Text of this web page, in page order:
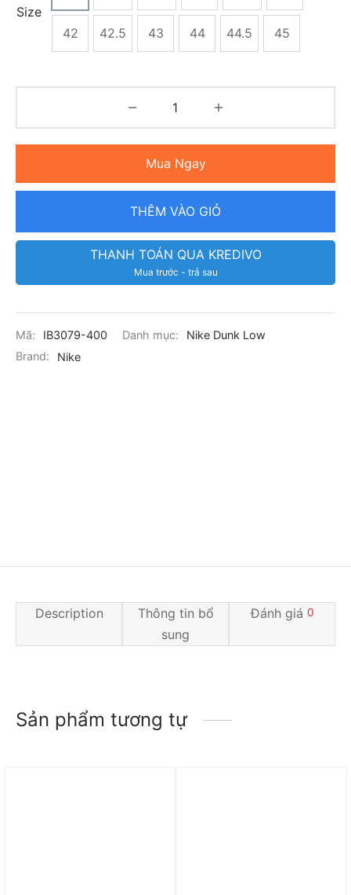
Size
42 42.5 43 44 44.5 45
Mua Ngay
THÊM VÀO GIỎ
THANH TOÁN QUA KREDIVO
Mua trước - trả sau
Mã: IB3079-400 Danh mục:
Nike Dunk Low
Brand:
Nike
Description
Thông tin bổ
sung
Đánh giá 0
Sản phẩm tương tự